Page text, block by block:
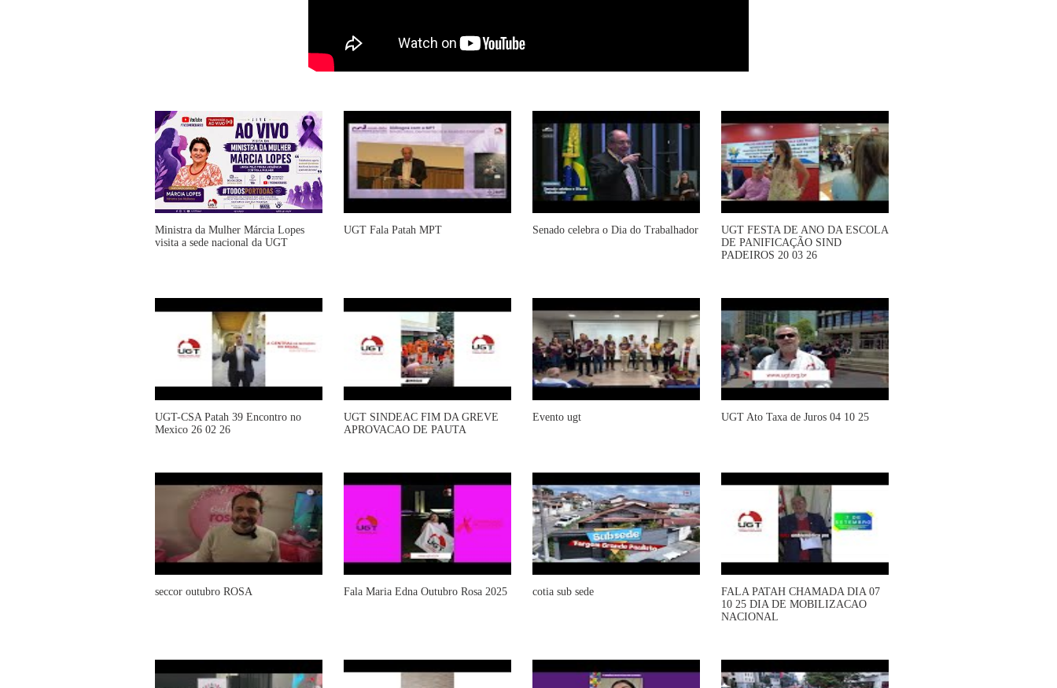
Ministra da Mulher Márcia Lopes
visita a sede nacional da UGT
UGT Fala Patah MPT Senado celebra o Dia do Trabalhador
UGT FESTA DE ANO DA ESCOLA
DE PANIFICAÇÃO SIND
PADEIROS 20 03 26
UGT-CSA Patah 39 Encontro no
Mexico 26 02 26
UGT SINDEAC FIM DA GREVE
APROVACAO DE PAUTA
Evento ugt UGT Ato Taxa de Juros 04 10 25
seccor outubro ROSA Fala Maria Edna Outubro Rosa 2025 cotia sub sede
FALA PATAH CHAMADA DIA 07
10 25 DIA DE MOBILIZACAO
NACIONAL